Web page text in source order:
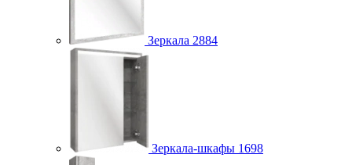
Зеркала 2884
Зеркала-шкафы 1698